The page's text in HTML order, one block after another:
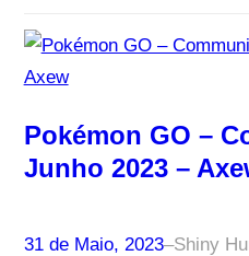
Pokémon GO –
Junho 2023 –
31 de Maio, 2023–Shiny